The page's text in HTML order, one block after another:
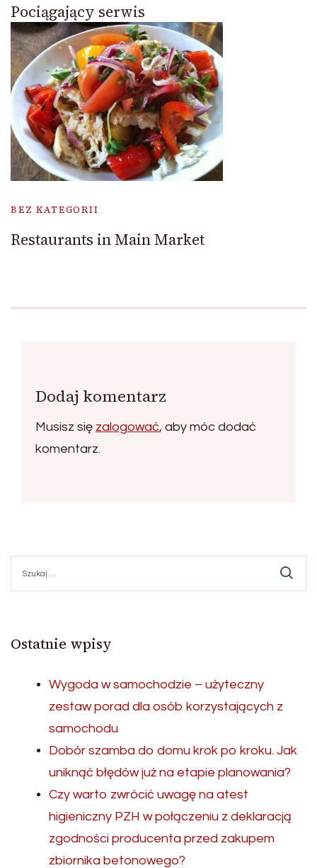
Pociągający serwis
BEZ KATEGORII
Restaurants in Main Market
Dodaj komentarz
Musisz się zalogować, aby móc dodać
komentarz.
Ostatnie wpisy
Wygoda w samochodzie – użyteczny
zestaw porad dla osób korzystających z
samochodu
Dobór szamba do domu krok po kroku. Jak
uniknąć błędów już na etapie planowania?
Czy warto zwrócić uwagę na atest
higieniczny PZH w połączeniu z deklaracją
zgodności producenta przed zakupem
zbiornika betonowego?